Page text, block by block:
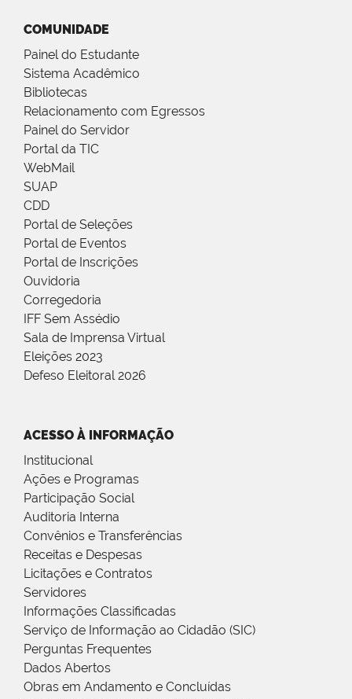
COMUNIDADE
Painel do Estudante
Sistema Acadêmico
Bibliotecas
Relacionamento com Egressos
Painel do Servidor
Portal da TIC
WebMail
SUAP
CDD
Portal de Seleções
Portal de Eventos
Portal de Inscrições
Ouvidoria
Corregedoria
IFF Sem Assédio
Sala de Imprensa Virtual
Eleições 2023
Defeso Eleitoral 2026
ACESSO À INFORMAÇÃO
Institucional
Ações e Programas
Participação Social
Auditoria Interna
Convênios e Transferências
Receitas e Despesas
Licitações e Contratos
Servidores
Informações Classificadas
Serviço de Informação ao Cidadão (SIC)
Perguntas Frequentes
Dados Abertos
Obras em Andamento e Concluídas